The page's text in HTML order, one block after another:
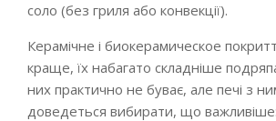
соло (без гриля або конвекції).
Керамічне і биокерамическое
краще, їх набагато складніше
них практично не буває, але печі з
доведеться вибирати, що